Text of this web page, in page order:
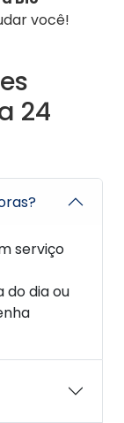
você!
24
serviço
do dia ou